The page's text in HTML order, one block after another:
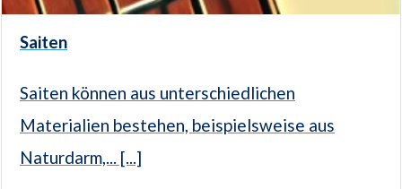
Saiten
Saiten können aus unterschiedlichen
Materialien bestehen, beispielsweise aus
Naturdarm,... [...]